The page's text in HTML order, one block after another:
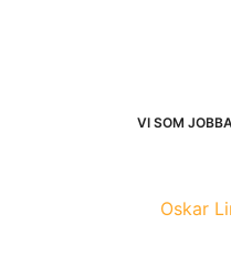
VI SOM
Oskar